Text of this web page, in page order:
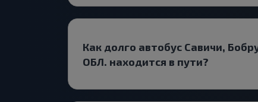
Как долго автобус Савичи,
ОБЛ. находится в пути?